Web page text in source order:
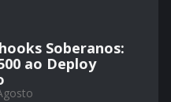
Soberanos:
ao Deploy